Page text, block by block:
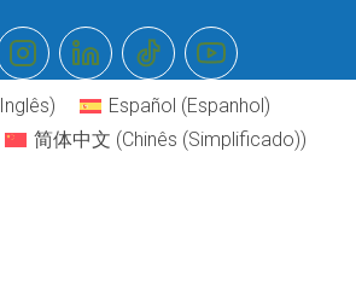
Inglês) Español (Espanhol)
简体中文 (Chinês (Simplificado))